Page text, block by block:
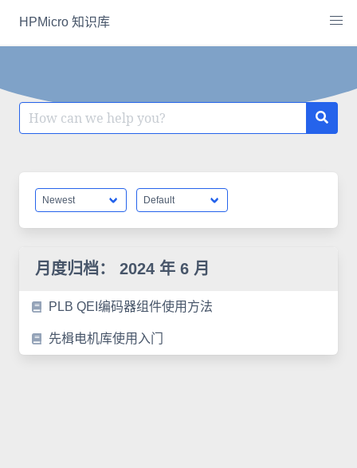
content
HPMicro 知识库
Search
for:
月度归档： 2024 年 6 月
PLB QEI编码器组件使用方法
先楫电机库使用入门